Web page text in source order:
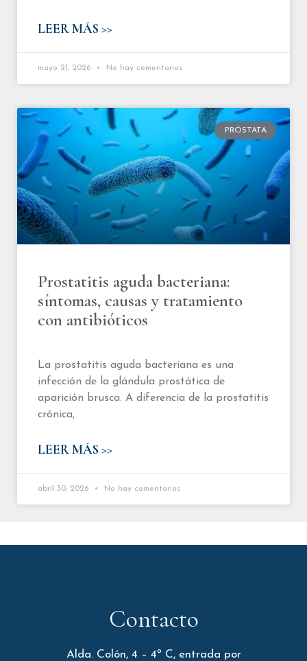
LEER MÁS >>
mayo 21, 2026 No hay comentarios
PRÓSTATA
Prostatitis aguda bacteriana:
síntomas, causas y tratamiento
con antibióticos
La prostatitis aguda bacteriana es una
infección de la glándula prostática de
aparición brusca. A diferencia de la prostatitis
crónica,
LEER MÁS >>
abril 30, 2026 No hay comentarios
Contacto
Alda. Colón, 4 – 4º C, entrada por